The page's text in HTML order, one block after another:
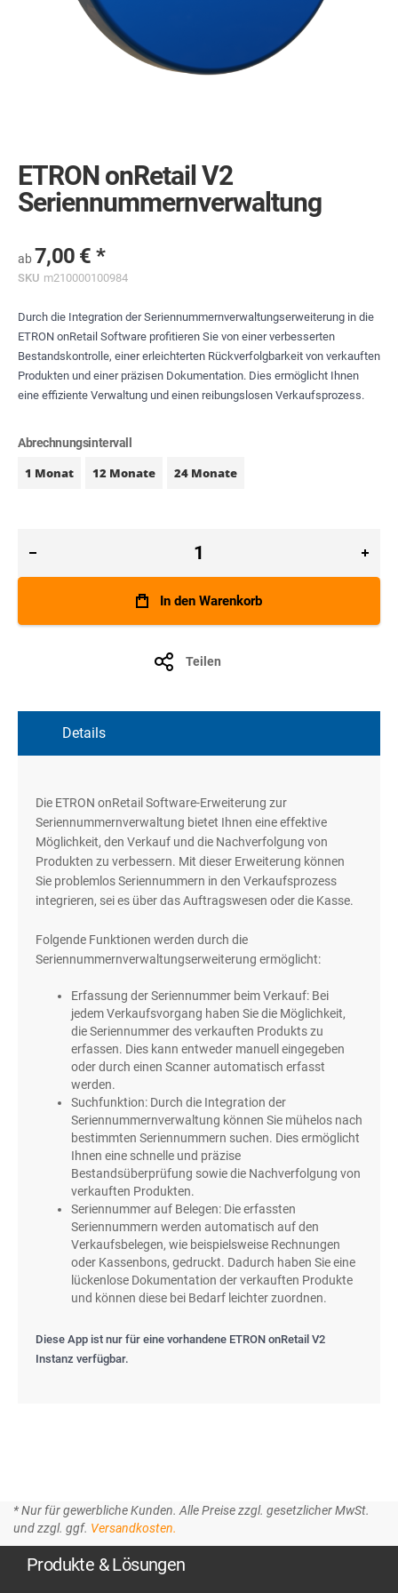
beginning
of
the
ETRON onRetail V2
Seriennummernverwaltung
ab7,00 €
SKU m210000100984
Durch die Integration der Seriennummernverwaltungserweiterung in die
ETRON onRetail Software profitieren Sie von einer verbesserten
Bestandskontrolle, einer erleichterten Rückverfolgbarkeit von verkauften
Produkten und einer präzisen Dokumentation. Dies ermöglicht Ihnen
eine effiziente Verwaltung und einen reibungslosen Verkaufsprozess.
Abrechnungsintervall
1 Monat 12 Monate 24 Monate
In den Warenkorb
Teilen
Details
Die ETRON onRetail Software-Erweiterung zur
Seriennummernverwaltung bietet Ihnen eine effektive
Möglichkeit, den Verkauf und die Nachverfolgung von
Produkten zu verbessern. Mit dieser Erweiterung können
Sie problemlos Seriennummern in den Verkaufsprozess
integrieren, sei es über das Auftragswesen oder die Kasse.
Folgende Funktionen werden durch die
Seriennummernverwaltungserweiterung ermöglicht:
Erfassung der Seriennummer beim Verkauf: Bei
jedem Verkaufsvorgang haben Sie die Möglichkeit,
die Seriennummer des verkauften Produkts zu
erfassen. Dies kann entweder manuell eingegeben
oder durch einen Scanner automatisch erfasst
werden.
Suchfunktion: Durch die Integration der
Seriennummernverwaltung können Sie mühelos nach
bestimmten Seriennummern suchen. Dies ermöglicht
Ihnen eine schnelle und präzise
Bestandsüberprüfung sowie die Nachverfolgung von
verkauften Produkten.
Seriennummer auf Belegen: Die erfassten
Seriennummern werden automatisch auf den
Verkaufsbelegen, wie beispielsweise Rechnungen
oder Kassenbons, gedruckt. Dadurch haben Sie eine
lückenlose Dokumentation der verkauften Produkte
und können diese bei Bedarf leichter zuordnen.
Diese App ist nur für eine vorhandene ETRON onRetail V2
Instanz verfügbar.
* Nur für gewerbliche Kunden. Alle Preise zzgl. gesetzlicher MwSt.
und zzgl. ggf. Versandkosten.
Produkte & Lösungen